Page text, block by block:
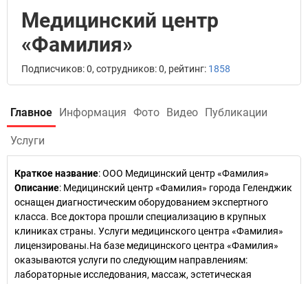
Медицинский центр
«Фамилия»
Подписчиков: 0, сотрудников: 0, рейтинг: 1858
Главное Информация Фото Видео Публикации
Услуги
Краткое название:ООО Медицинский центр «Фамилия»
Описание: Медицинский центр «Фамилия» города Геленджик
оснащен диагностическим оборудованием экспертного
класса. Все доктора прошли специализацию в крупных
клиниках страны. Услуги медицинского центра «Фамилия»
лицензированы.На базе медицинского центра «Фамилия»
оказываются услуги по следующим направлениям:
лабораторные исследования, массаж, эстетическая